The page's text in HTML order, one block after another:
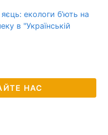
екологи б’ють на
в "Українській
НАС